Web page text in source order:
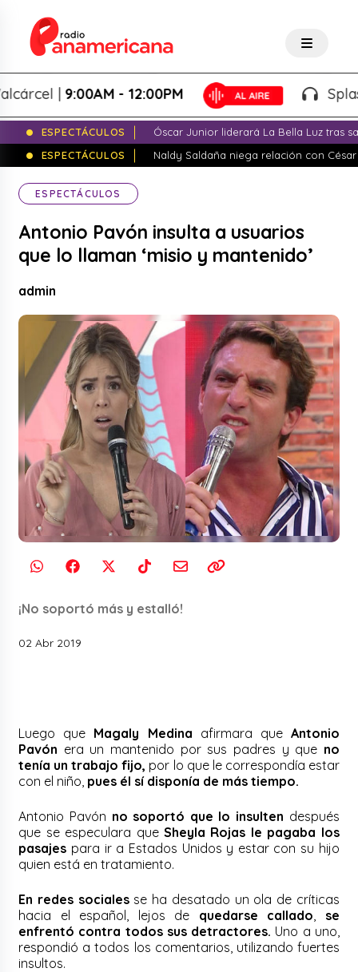
|9:00AM - 12:00PM Splash! -
ESPECTÁCULOS
Óscar Junior liderará La Bella Luz tras
ESPECTÁCULOS
Naldy Saldaña niega relación con
ESPECTÁCULOS
Antonio Pavón insulta a usuarios
que lo llaman ‘misio y mantenido’
admin
¡No soportó más y estalló!
02 Abr 2019
Luego que Magaly Medina afirmara que Antonio
Pavón era un mantenido por sus padres y que no
tenía un trabajo fijo, por lo que le correspondía estar
con el niño, pues él sí disponía de más tiempo.
Antonio Pavón no soportó que lo insulten después
que se especulara que Sheyla Rojas le pagaba los
pasajes para ir a Estados Unidos y estar con su hijo
quien está en tratamiento.
En redes socialesse ha desatado un ola de críticas
hacia el español, lejos de quedarse callado
se
enfrentó contra todos sus detractores. Uno a uno,
respondió a todos los comentarios, utilizando fuertes
insultos.